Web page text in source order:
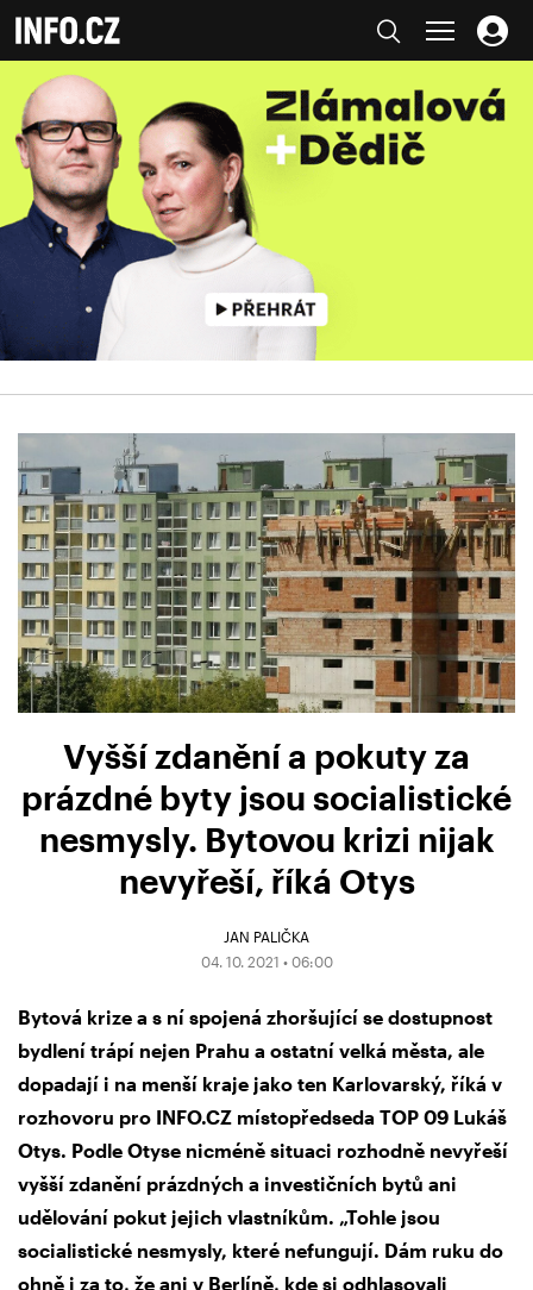
Vyšší zdanění a pokuty za
prázdné byty jsou socialistické
nesmysly. Bytovou krizi nijak
nevyřeší, říká Otys
JAN PALIČKA
04. 10. 2021 • 06:00
Bytová krize a s ní spojená zhoršující se dostupnost
bydlení trápí nejen Prahu a ostatní velká města, ale
dopadají i na menší kraje jako ten Karlovarský, říká v
rozhovoru pro INFO.CZ místopředseda TOP 09 Lukáš
Otys. Podle Otyse nicméně situaci rozhodně nevyřeší
vyšší zdanění prázdných a investičních bytů ani
udělování pokut jejich vlastníkům. „Tohle jsou
socialistické nesmysly, které nefungují. Dám ruku do
ohně i za to, že ani v Berlíně, kde si odhlasovali